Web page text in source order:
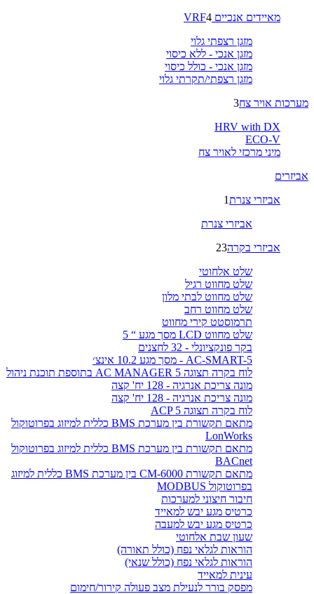
מאיידים אנכיים VRF 4
מזגן רצפתי גלוי
מזגן אנכי - ללא כיסוי
מזגן אנכי - כולל כיסוי
מזגן רצפתי/תקרתי גלוי
מערכות אויר צח3
HRV with DX
ECO-V
מיני מרכזי לאויר צח
אביזרים
אביזרי צנרת1
אביזרי צנרת
אביזרי בקרה23
שלט אלחוטי
שלט מחווט רגיל
שלט מחווט לבתי מלון
שלט מחווט רחב
תרמוסטט קירי מחווט
שלט מחווט LCD מסך מגע “ 5
בקר פונקציונלי - 32 לחצנים
AC-SMART-5 - מסך מגע 10.2 אינצ׳
לוח בקרה תצוגה AC MANAGER 5 בתוספת תוכנת ניהול
מונה צריכת אנרגיה - 128 יח' קצה
מונה צריכת אנרגיה - 128 יח' קצה
לוח בקרה תצוגה ACP 5
מתאם תקשורת בין מערכת BMS כללית למיזוג בפרוטוקול
LonWorks
מתאם תקשורת בין מערכת BMS כללית למיזוג בפרוטוקול
BACnet
מתאם תקשורת CM-6000 בין מערכת BMS כללית למיזוג
בפרוטוקול MODBUS
חיבור חיצוני למערכות
כרטיס מגע יבש למאייד
כרטיס מגע יבש למעבה
שעון שבת אלחוטי
הוראות לגלאי נפח (כולל תאורה)
הוראות לגלאי נפח (כולל שנאי)
עינית למאייד
מפסק בורר לנעילת מצב פעולה קירור/חימום